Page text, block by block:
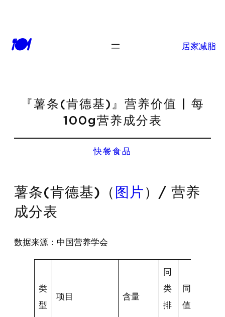
🍽 居家减脂
『薯条(肯德基)』营养价值 | 每
100g营养成分表
快餐食品
薯条(肯德基)（ 图片 ）/ 营养
成分表
数据来源：中国营养学会
类
型
项目 含量
同
类
排
同类均
值